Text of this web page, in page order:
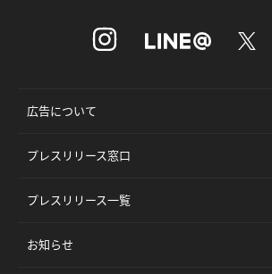
広告について
プレスリリース窓口
プレスリリース一覧
お知らせ